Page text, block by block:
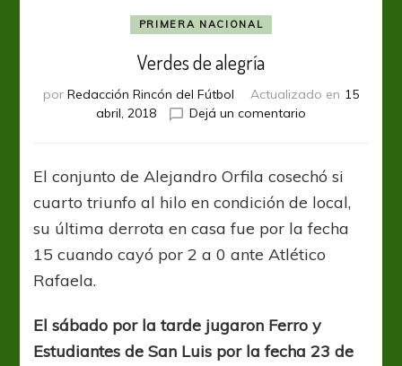
PRIMERA NACIONAL
Verdes de alegría
por Redacción Rincón del Fútbol Actualizado en 15
abril, 2018
Dejá un comentario
alegría
El conjunto de Alejandro Orfila cosechó si
cuarto triunfo al hilo en condición de local,
su última derrota en casa fue por la fecha
15 cuando cayó por 2 a 0 ante Atlético
Rafaela.
El sábado por la tarde jugaron Ferro y
Estudiantes de San Luis por la fecha 23 de